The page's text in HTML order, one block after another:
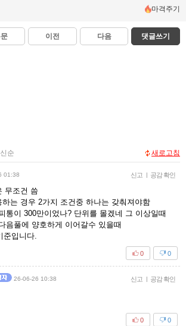
마격주기
이전 다음 댓글쓰기
순 새로고침
01:38 신고 | 공감 확인
무조건 씀
는 경우 2가지 조건중 하나는 갖춰져야함
통이 300만이었나? 단위를 몰겠네 그 이상일때
음풀에 양호하게 이어갈수 있을때
준입니다.
0
0
26-06-26 10:38 신고 | 공감 확인
0
0